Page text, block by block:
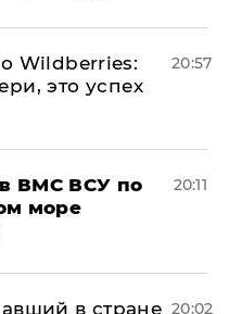
Wildberries:
это успех
20:57
ВМС ВСУ по
море
20:11
в стране 20:02